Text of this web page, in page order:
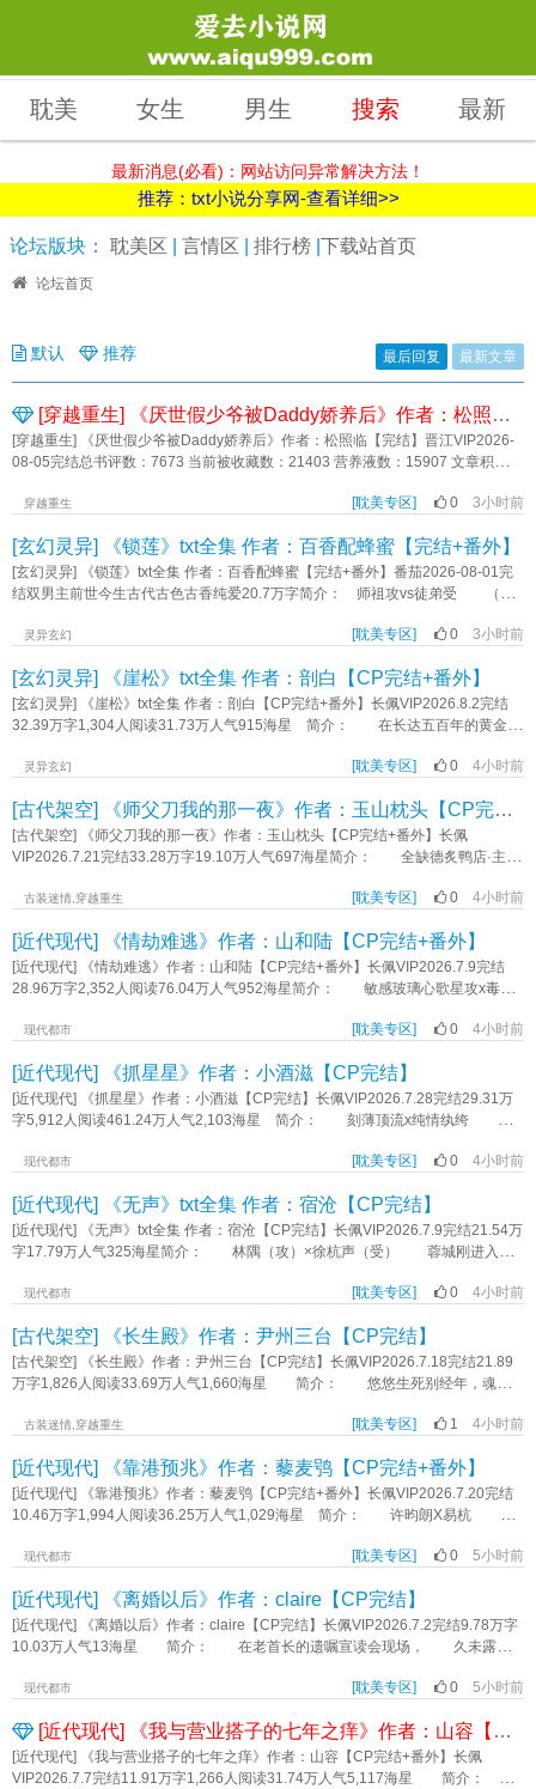
耽美 女生 男生 搜索 最新
最新消息(必看)：网站访问异常解决方法！
推荐：txt小说分享网-查看详细>>
论坛版块： 耽美区 言情区 排行榜 下载站首页
论坛首页
默认 推荐 最后回复 最新文章
[穿越重生] 《厌世假少爷被Daddy娇养后》作者：松照临【完结】
[穿越重生] 《厌世假少爷被Daddy娇养后》作者：松照临【完结】晋江VIP2026-
08-05完结总书评数：7673 当前被收藏数：21403 营养液数：15907 文章积分：
漪离家出走过两次。 第一次，池漪被人发现是鸠占鹊巢的假少爷。 宅斗
对象的管教，逃离了对方的大别墅。 * 池漪的联姻对象，薄引鹤——池家
的商业合作伙伴，沉稳冷静，深不可测，英俊多金。 从任何角度来看，他都
是个完美的结婚对象。 唯一的问题就是，池漪从小到大都叫他“薄叔叔”。
抵达薄家的那天，池漪站在门口，不知道该怎么称呼这位比他成熟太多的丈
这声薄叔叔。 此后两年，他们朝夕相处，却从未越界。 薄引鹤为人克
制，虽然管池漪管得很严，但似乎只是把池漪当小辈照顾。 * 直到某天，
池家发现池漪是抱错的假少爷，寻回了真少爷，将池漪扫地出门。 薄引鹤却
看，但他也有很多缺点。 比如，不够体贴。 池漪只是在放满水的浴缸里
如，不够大度。 池漪只是喝了几瓶粮食发酵的果汁，薄引鹤就把酒窖全都搬
走了，还打他屁股。 再再比如，不够沉稳。 池漪只是坐在天台上吹吹
风，薄引鹤就让人在楼下铺了救生垫，一边谨慎地靠近，一边让池漪回头看
后，薄引鹤百密一疏，还是没有看住池漪。 * 重生后，池漪得到系统，充
分把握主动权。 他先告诉池家“我不陪你们玩了”，拍拍屁股走人。 然后告
诉薄引鹤，“我是假少爷，你找真少爷联姻去吧。” 池漪想，自己真是太体贴
了。 他带着两瓶最贵的酒离开池家，准备找个舒服的地方喝完酒，躺平等
死。 还没等池漪睡着，池家二哥就破门而入，大哥带着一队医生冲到池漪旁
边，池父一边报警一边让池漪别睡。 薄引鹤眉头紧皱，看着这位刚和自己结
婚就闹着要离家出走的小少爷。 在这一天，池漪的家人发现，家里千娇百宠
长大的最小的孩子，不仅身体各项数值显著低于健康值，心理评估结果飙红，身
上还有不知何时出现的自伤痕迹。 池家人天都塌了。 * 薄引鹤抱过小
时候的池漪。 那时池漪才四五岁，安静乖巧，见人就笑。 池父对这个失
而复得的孩子宝贝得要命，真是捧在掌心怕化了。 薄引鹤没想到，十几年
后，这个孩子会成为他的小妻子。 更没想到，这个孩子有一天会支离破碎，
酗酒度日。 薄引鹤想，既然池家人照顾不好池漪，那就由他来看顾。 薄
引鹤事事都纵容池漪，只有一点。 “你可以不乖，也可以胡闹，但必须在我视
线范围内。” 父亲，兄长，老师，爱人。 池漪所有缺失的部分，薄引鹤都
可以弥补。 #假少爷的花语是手慢无# 受的职业是调酒师 开局受18
岁，攻33岁，年龄差15岁 1v1，双洁 - 内容标签：豪门世家 情有独钟
重生 系统 救赎 真假少爷 搜索关键字：主角：池漪，薄引鹤 一句话简
后》作者：松照临
穿越重生 [耽美专区] 0 3小时前
[玄幻灵异] 《锁莲》txt全集 作者：百香配蜂蜜【完结+番外】
[玄幻灵异] 《锁莲》txt全集 作者：百香配蜂蜜【完结+番外】番茄2026-08-01完
结双男主前世今生古代古色古香纯爱20.7万字简介： 师祖攻vs徒弟受 （徒
青莲 宋青玉背着全宗门所有人，和师祖厮混在了一起 师祖不像师尊那
的铁链 宋青玉前世是天地初开时长出的一株青莲，蒙受神明日夜照顾，才得
以开化修炼，后来混沌降临，他吸收浊气，逐渐生出七情六欲，化作人形，口吐
人言。 可有一天他被神明剖去莲心，痛苦死去。 洛水秋是上古神明，引
青莲生**水，杏出墙头。 没有了莲心，应该不会再生私情。 攻受控慎
牢牢锁在身边，即便爱恨丛生 并无家暴暴力情节，双洁，he《锁莲》作者：
百香配蜂蜜
灵异玄幻 [耽美专区] 0 3小时前
[玄幻灵异] 《崖松》txt全集 作者：剖白【CP完结+番外】
[玄幻灵异] 《崖松》txt全集 作者：剖白【CP完结+番外】长佩VIP2026.8.2完结
32.39万字1,304人阅读31.73万人气915海星 简介： 在长达五百年的黄金年
大财富的末瀑遗迹之中涌出，后来人们发现，只有从末瀑中取出的法器能够斩杀
———— 上仙界名门周家出身的符阵师周无因被八门庭会一纸调令书遣往地
坤界的末瀑前线昆仑，并作为末瀑神兵封神剑的燃料奉献此生。 被迫失去修
为和地位的周无因在与封神剑的操控者裴澜雪同行期间，对裴澜雪的身份产生了
强强互攻HE正剧白月光年龄差《崖松》作者：剖白
灵异玄幻 [耽美专区] 0 4小时前
[古代架空] 《师父刀我的那一夜》作者：玉山枕头【CP完结+番外】
[古代架空] 《师父刀我的那一夜》作者：玉山枕头【CP完结+番外】长佩
VIP2026.7.21完结33.28万字19.10万人气697海星简介： 全缺德炙鸭店·主理
量，售完即止，西域客本人不对外出售。 孔雀明王裴翎先生为本店特约食
理阴影。 再注：裴先生与本店片鸭师傅之间的恩怨情仇，与本店经营无
关。 再再注：不许在店里打架。说的就是你们俩。 裴翎是一个熟练的骗
子。 他想不通，为什么骗术在裴云逸身上从来不奏效。 裴云逸是一个差
手。 赛级白男犟种攻x风流多情美人受 师徒年下，双初恋，古风公路文，
博古风情天恨海，欢迎入股 标签：HE年下强强武侠权谋破镜重圆覆水难收轻
喜剧剧情《师父刀我的那一夜》作者：玉山枕头
古装迷情,穿越重生 [耽美专区] 0 4小时前
[近代现代] 《情劫难逃》作者：山和陆【CP完结+番外】
[近代现代] 《情劫难逃》作者：山和陆【CP完结+番外】长佩VIP2026.7.9完结
28.96万字2,352人阅读76.04万人气952海星简介： 敏感玻璃心歌星攻x毒舌
气潮热，他穿着厚重的玩偶服，几欲晕倒。 傍晚，林云舟捏着赚到的100块
屏突然亮起。 聚光灯下，一个西装革履的青年站在花瓣和蛋糕的中央，优雅
地弹着钢琴，世界仿佛变成了一个巨大的城堡，而他是唯一的主角。 视频最
后留下一行字：“祝乔青西18岁生日快乐。” 林云舟一无所有，但还是在心底
友。 再次见面时，林云舟早就淡忘了那张脸。 “你为什么要投资我的电
舟的电影作业看了上百次。 乔青西爱哭，林云舟爱哄。 最爱彼此的那
年，乔青西放弃了音乐，林云舟放弃了电影。 一个是坠落神坛的歌星，一个
是大器难成的导演。 暂时放弃了梦想，爱却依然走得曲折。 久别重逢
书。” …… “乔青西，等这部电影拍完，你可以把我关在家里，我哪也不去
包攻成熟受搞笑甜宠《情劫难逃》作者：山和陆
现代都市 [耽美专区] 0 4小时前
[近代现代] 《抓星星》作者：小酒滋【CP完结】
[近代现代] 《抓星星》作者：小酒滋【CP完结】长佩VIP2026.7.28完结29.31万
字5,912人阅读461.24万人气2,103海星 简介： 刻薄顶流x纯情纨绔 钟
友，希望对方拯救自己濒死的度假村项目。 时隔三年再见，对方早已褪去当
一个无理的要求——“可以，前提是你先跪下给我当狗。” 钟庭安二话不说，说
跪就跪。 跪下之后，还很认真地叫了两声——“汪汪”。 当年的事，他的确
对厉之珩问心有愧。 - 四年前，钟庭安误以为好兄弟的恋情被人插足，于
得盘正条顺，就是脾气不好。 钟庭安为了接近他，不仅缠着对方给自己上表
钟庭安却总觉得有哪里不太对劲。 直到某一天，他被人压在排练室里
亲...... *娱乐圈私设较多，请勿代入真人 标签：直掰弯没头脑和不高兴始
于误会的恋爱1V1过程错结果对《抓星星》作者：小酒滋
现代都市 [耽美专区] 0 4小时前
[近代现代] 《无声》txt全集 作者：宿沧【CP完结】
[近代现代] 《无声》txt全集 作者：宿沧【CP完结】长佩VIP2026.7.9完结21.54万
字17.79万人气325海星简介： 林隅（攻）×徐杭声（受） 蓉城刚进入秋
释手，对正儿八经的食物却挑三拣四。 那是我第一次见一个人口中的不挑食
里从此多了个养肥小哑巴室友的目标…… 表里不一无赖攻×清冷敏感哑巴
受 小哑巴男友养成计划ing 封面致谢：阿羊yang（red book） 提
示： 第一本书，不完美的地方多多指教。 受不是先天哑巴，心理原因导
考虑主线不是这个，会适当减少篇幅。 标签：甜宠HE双向奔赴剧情《无声》
现代都市 [耽美专区] 0 4小时前
[古代架空] 《长生殿》作者：尹州三台【CP完结】
[古代架空] 《长生殿》作者：尹州三台【CP完结】长佩VIP2026.7.18完结21.89
万字1,826人阅读33.69万人气1,660海星 简介： 悠悠生死别经年，魂魄
州三台
古装迷情,穿越重生 [耽美专区] 1 4小时前
[近代现代] 《靠港预兆》作者：藜麦鸮【CP完结+番外】
[近代现代] 《靠港预兆》作者：藜麦鸮【CP完结+番外】长佩VIP2026.7.20完结
10.46万字1,994人阅读36.25万人气1,029海星 简介： 许昀朗X易杭 腹
年上 想辞职但还辞不掉的时候，易杭觉得自己既然还为人师表，逼婚这种不
下， 拒绝不了眼前这间完全按照当年自己亲手画下的设计图装修的房
子， 拒绝不了对被扫地出门的他说的那句“这就是你的家”， 更拒绝不了做
这一切的、消失了近十年的、他的初恋。 为了把许昀朗留在身边，易杭昧着
禁止越界的清单： 只能睡客房 不能有亲密接触 不能干涉许昀朗的个
气： 我们不是结婚了吗？ 为什么他不跟我睡？ 为什么不能抱也不能
亲？ 为什么他从来不会为我吃醋？ …… 他到底怎样才能爱我？
下一本：CP2123673 傲慢嘴硬的娱乐公司高管X假温顺真心机的漂亮明
现代都市 [耽美专区] 0 5小时前
[近代现代] 《离婚以后》作者：claire【CP完结】
[近代现代] 《离婚以后》作者：claire【CP完结】长佩VIP2026.7.2完结9.78万字
10.03万人气13海星 简介： 在老首长的遗嘱宣读会现场， 久未露面
年上，HE 标签：破镜重圆剧情HE《离婚以后》作者：claire
现代都市 [耽美专区] 0 5小时前
[近代现代] 《我与营业搭子的七年之痒》作者：山容【CP完结+番外】
[近代现代] 《我与营业搭子的七年之痒》作者：山容【CP完结+番外】长佩
VIP2026.7.7完结11.91万字1,266人阅读31.74万人气5,117海星 简介：